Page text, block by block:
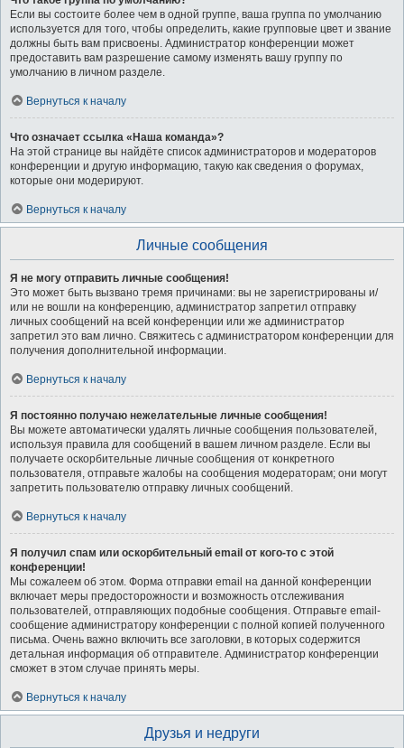
Если вы состоите более чем в одной группе, ваша группа по умолчанию
используется для того, чтобы определить, какие групповые цвет и звание
должны быть вам присвоены. Администратор конференции может
предоставить вам разрешение самому изменять вашу группу по
умолчанию в личном разделе.
Вернуться к началу
Что означает ссылка «Наша команда»?
На этой странице вы найдёте список администраторов и модераторов
конференции и другую информацию, такую как сведения о форумах,
которые они модерируют.
Вернуться к началу
Личные сообщения
Я не могу отправить личные сообщения!
Это может быть вызвано тремя причинами: вы не зарегистрированы и/
или не вошли на конференцию, администратор запретил отправку
личных сообщений на всей конференции или же администратор
запретил это вам лично. Свяжитесь с администратором конференции для
получения дополнительной информации.
Вернуться к началу
Я постоянно получаю нежелательные личные сообщения!
Вы можете автоматически удалять личные сообщения пользователей,
используя правила для сообщений в вашем личном разделе. Если вы
получаете оскорбительные личные сообщения от конкретного
пользователя, отправьте жалобы на сообщения модераторам; они могут
запретить пользователю отправку личных сообщений.
Вернуться к началу
Я получил спам или оскорбительный email от кого-то с этой
конференции!
Мы сожалеем об этом. Форма отправки email на данной конференции
включает меры предосторожности и возможность отслеживания
пользователей, отправляющих подобные сообщения. Отправьте email-
сообщение администратору конференции с полной копией полученного
письма. Очень важно включить все заголовки, в которых содержится
детальная информация об отправителе. Администратор конференции
сможет в этом случае принять меры.
Вернуться к началу
Друзья и недруги